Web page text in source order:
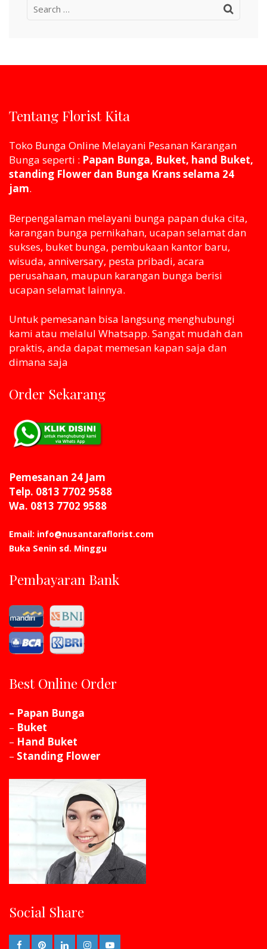
Search
Tentang Florist Kita
Toko Bunga Online Melayani Pesanan Karangan
Bunga seperti : Papan Bunga, Buket, hand Buket,
standing Flower dan Bunga Krans selama 24
jam.
Berpengalaman melayani bunga papan duka cita,
karangan bunga pernikahan, ucapan selamat dan
sukses, buket bunga, pembukaan kantor baru,
wisuda, anniversary, pesta pribadi, acara
perusahaan, maupun karangan bunga berisi
ucapan selamat lainnya.
Untuk pemesanan bisa langsung menghubungi
kami atau melaluI Whatsapp. Sangat mudah dan
praktis, anda dapat memesan kapan saja dan
dimana saja
Order Sekarang
Pemesanan 24 Jam
Telp. 0813 7702 9588
Wa. 0813 7702 9588
Email: info@nusantaraflorist.com
Buka Senin sd. Minggu
Pembayaran Bank
Best Online Order
– Papan Bunga
– Buket
– Hand Buket
– Standing Flower
Social Share